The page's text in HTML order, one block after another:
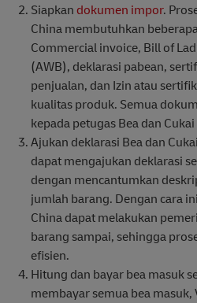
Siapkan dokumen impor.
China membutuhkan
Commercial invoice, Bill of
(AWB), deklarasi pabean,
penjualan, dan Izin atau
kualitas produk. Semua
kepada petugas Bea dan
Ajukan deklarasi Bea dan
dapat mengajukan deklarasi
dengan mencantumkan
jumlah barang. Dengan cara
China dapat melakukan
barang sampai, sehingga
efisien.
Hitung dan bayar bea masuk
membayar semua bea masuk,